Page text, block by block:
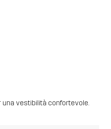
una vestibilità confortevole.